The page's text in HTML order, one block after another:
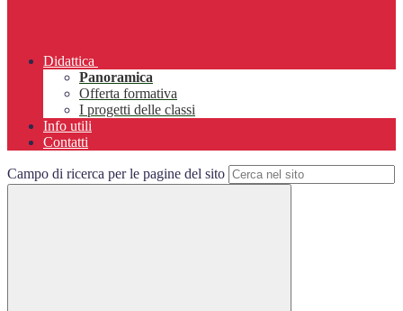
Didattica
Panoramica
Offerta formativa
I progetti delle classi
Info utili
Contatti
Campo di ricerca per le pagine del sito